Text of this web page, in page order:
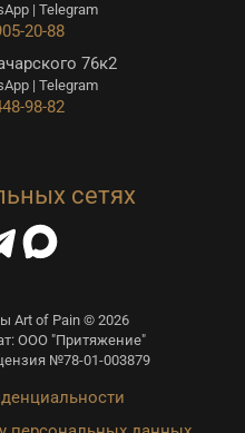
| Telegram
20-88
76к2
| Telegram
98-82
сетях
Art of Pain © 2026
ООО "Притяжение"
№78-01-003879